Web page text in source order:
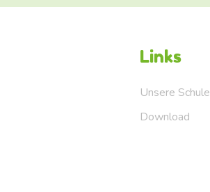
Links
Unsere Schule
Download